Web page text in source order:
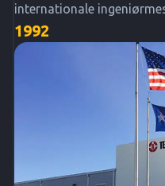
internationale
1992